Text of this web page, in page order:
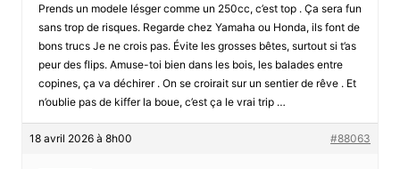
Prends un modele lésger comme un 250cc, c’est top . Ça sera fun
sans trop de risques. Regarde chez Yamaha ou Honda, ils font de
bons trucs Je ne crois pas. Évite les grosses bêtes, surtout si t’as
peur des flips. Amuse-toi bien dans les bois, les balades entre
copines, ça va déchirer . On se croirait sur un sentier de rêve . Et
n’oublie pas de kiffer la boue, c’est ça le vrai trip …
18 avril 2026 à 8h00 #88063